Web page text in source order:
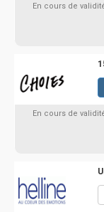
En cours de
En cours de